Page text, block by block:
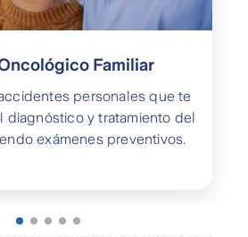
Familiar
personales que te
diagnóstico y tratamiento del
exámenes preventivos.